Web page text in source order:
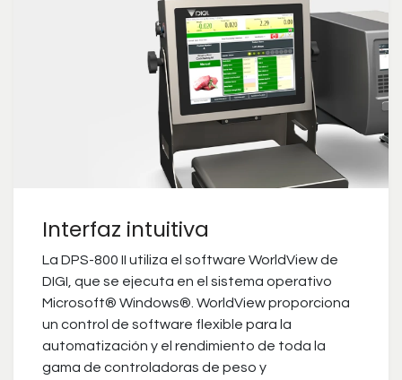
Interfaz intuitiva
La DPS-800 II utiliza el software WorldView de
DIGI, que se ejecuta en el sistema operativo
Microsoft® Windows®. WorldView proporciona
un control de software flexible para la
automatización y el rendimiento de toda la
gama de controladoras de peso y